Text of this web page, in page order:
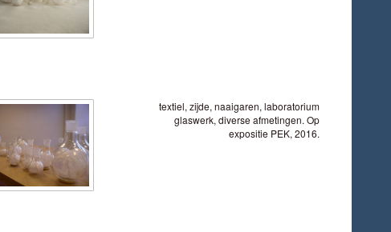
textiel, zijde, naaigaren, laboratorium
glaswerk, diverse afmetingen. Op
expositie PEK, 2016.